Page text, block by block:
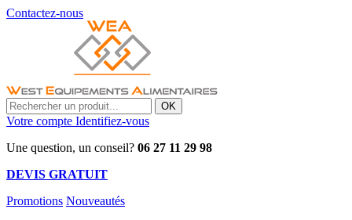
Contactez-nous
OK
Votre compte Identifiez-vous
Une question, un conseil? 06 27 11 29 98
DEVIS GRATUIT
Promotions Nouveautés